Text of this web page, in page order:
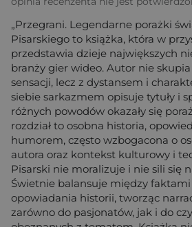
„Przegrani. Legendarne porażki
Pisarskiego to książka, która w
przedstawia dzieje największych
branży gier wideo. Autor nie
sensacji, lecz z dystansem i
siebie sarkazmem opisuje tytuły i
różnych powodów okazały się
rozdział to osobna historia,
humorem, często wzbogacona o
autora oraz kontekst kulturowy i
Pisarski nie moralizuje i nie sili się
Świetnie balansuje między
opowiadania historii, tworząc
zarówno do pasjonatów, jak i do